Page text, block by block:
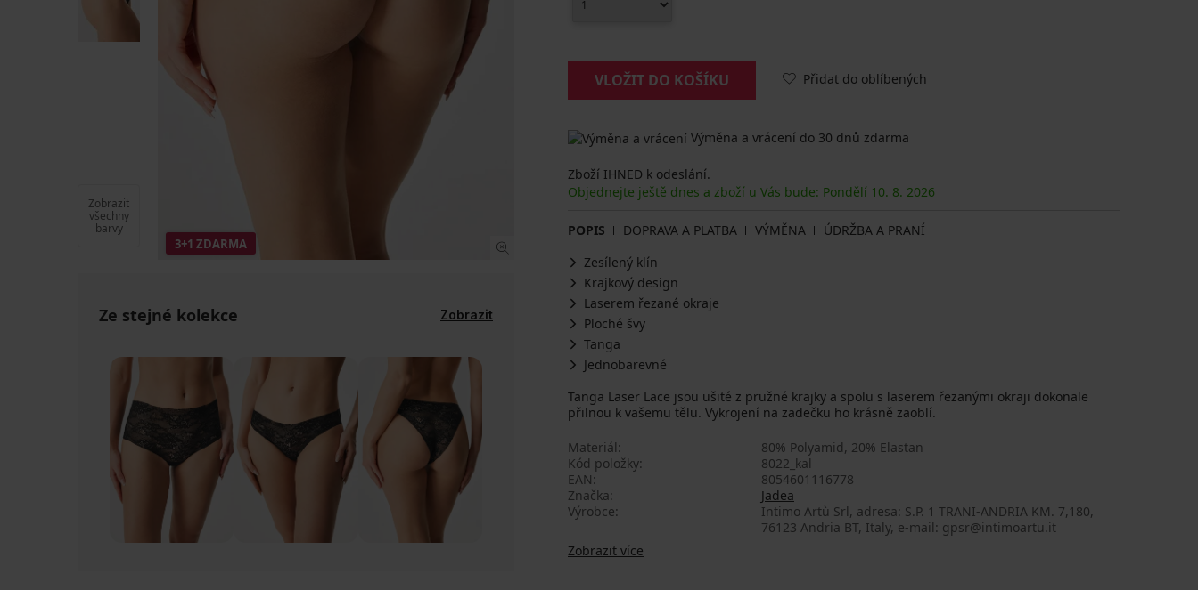
Zobrazit
všechny
barvy
3+1 ZDARMA
Ze stejné kolekce Zobrazit
VLOŽIT DO KOŠÍKU Přidat do oblíbených
Výměna a vrácení do 30 dnů zdarma
Zboží IHNED k odeslání.
Objednejte ještě dnes a zboží u Vás bude: Pondělí 10. 8. 2026
POPIS DOPRAVA A PLATBA VÝMĚNA
ÚDRŽBA A PRANÍ
Zesílený klín
Krajkový design
Laserem řezané okraje
Ploché švy
Tanga
Jednobarevné
Tanga Laser Lace jsou ušité z pružné krajky a spolu s laserem řezanými okraji dokonale
přilnou k vašemu tělu. Vykrojení na zadečku ho krásně zaoblí.
Materiál
80% Polyamid, 20% Elastan
Kód položky
8022_kal
EAN
8054601116778
Značka
Jadea
Výrobce
Intimo Artù Srl, adresa: S.P. 1 TRANI-ANDRIA KM. 7,180,
76123 Andria BT, Italy, e-mail: gpsr@intimoartu.it
Zobrazit více